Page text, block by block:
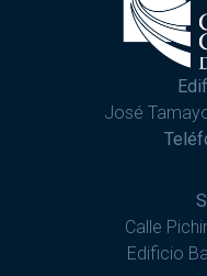
José
Calle
Edificio